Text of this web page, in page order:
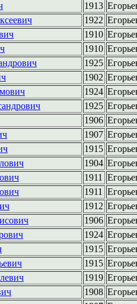
1913
1922
1910
1910
1925
1902
1924
1925
1906
1907
1915
1904
1911
1911
1912
1906
1924
1915
1915
1919
1908